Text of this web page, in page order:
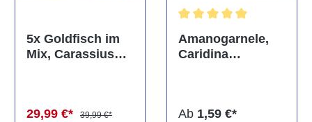
5x Goldfisch im
Mix, Carassius
29,99 €*
39,99 €*
Amanogarnele,
Caridina
Ab 1,59 €*